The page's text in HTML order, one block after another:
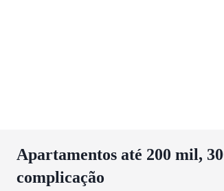
Apartamentos até 200 mil,
complicação